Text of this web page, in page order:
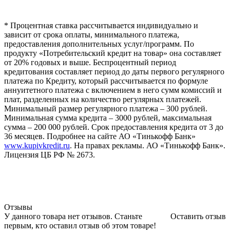
* Процентная ставка рассчитывается индивидуально и
зависит от срока оплаты, минимального платежа,
предоставления дополнительных услуг/программ. По
продукту «Потребительский кредит на товар» она составляет
от 20% годовых и выше. Беспроцентный период
кредитования составляет период до даты первого регулярного
платежа по Кредиту, который рассчитывается по формуле
аннуитетного платежа с включением в него сумм комиссий и
плат, разделенных на количество регулярных платежей.
Минимальный размер регулярного платежа – 300 рублей.
Минимальная сумма кредита – 3000 рублей, максимальная
сумма – 200 000 рублей. Срок предоставления кредита от 3 до
36 месяцев. Подробнее на сайте АО «Тинькофф Банк»
www.kupivkredit.ru. На правах рекламы. АО «Тинькофф Банк».
Лицензия ЦБ РФ № 2673.
Отзывы
Оставить отзыв
У данного товара нет отзывов. Станьте
первым, кто оставил отзыв об этом товаре!